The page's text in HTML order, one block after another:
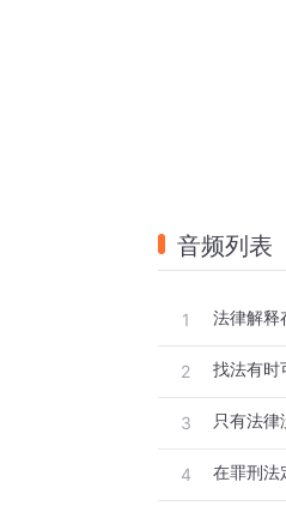
音频列表
1
2
3
4 在罪刑法